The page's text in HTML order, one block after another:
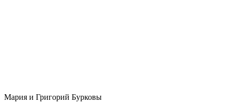
Мария и Григорий Бурковы